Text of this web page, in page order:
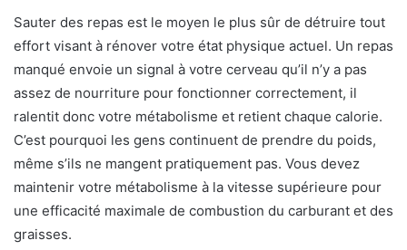
Sauter des repas est le moyen le plus sûr de détruire tout
effort visant à rénover votre état physique actuel. Un repas
manqué envoie un signal à votre cerveau qu’il n’y a pas
assez de nourriture pour fonctionner correctement, il
ralentit donc votre métabolisme et retient chaque calorie.
C’est pourquoi les gens continuent de prendre du poids,
même s’ils ne mangent pratiquement pas. Vous devez
maintenir votre métabolisme à la vitesse supérieure pour
une efficacité maximale de combustion du carburant et des
graisses.